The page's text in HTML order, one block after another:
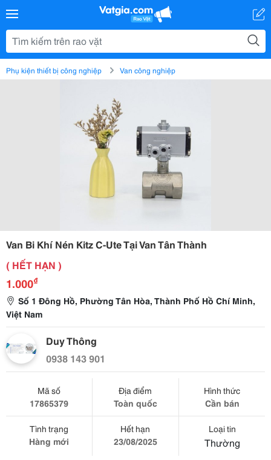
Phụ kiện thiết bị công nghiệp Van công nghiệp
Van Bi Khí Nén Kitz C-Ute Tại Van Tân Thành
( HẾT HẠN )
1.000₫
Số 1 Đông Hồ, Phường Tân Hòa, Thành Phố Hồ Chí Minh,
Việt Nam
Duy Thông
0938 143 901
Mã số
17865379
Địa điểm
Toàn quốc
Hình thức
Cần bán
Tình trạng
Hàng mới
Hết hạn
23/08/2025
Loại tin
Thường